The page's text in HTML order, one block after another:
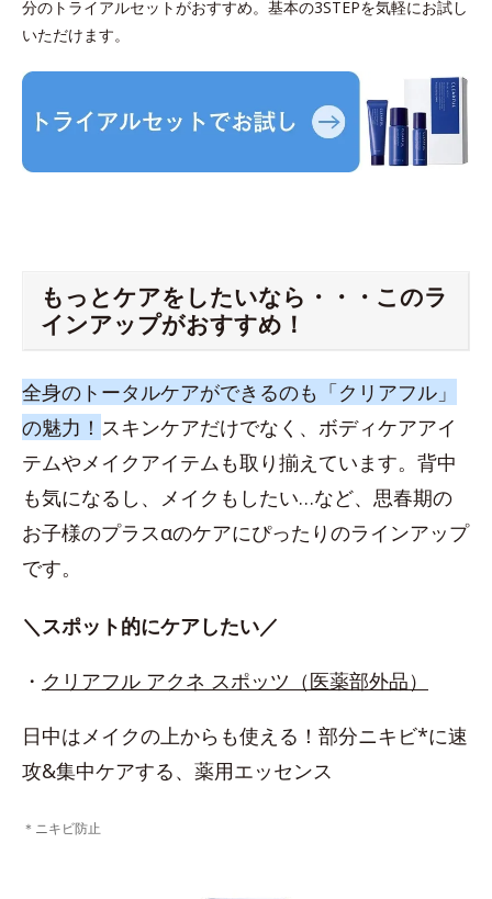
分のトライアルセットがおすすめ。基本の3STEPを気軽にお試し
いただけます。
もっとケアをしたいなら・・・このラ
インアップがおすすめ！
全身のトータルケアができるのも「クリアフル」
の魅力！ スキンケアだけでなく、ボディケアアイ
テムやメイクアイテムも取り揃えています。背中
も気になるし、メイクもしたい…など、思春期の
お子様のプラスαのケアにぴったりのラインアップ
です。
＼スポット的にケアしたい／
・ クリアフル アクネ スポッツ（医薬部外品）
日中はメイクの上からも使える！部分ニキビ*に速
攻&集中ケアする、薬用エッセンス
＊ニキビ防止